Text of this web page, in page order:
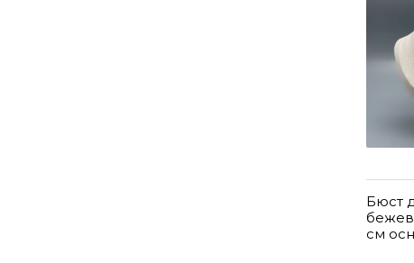
Бюст
см